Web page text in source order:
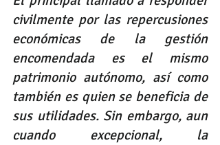
civilmente por las repercusiones
económicas de la gestión
encomendada es el mismo
patrimonio autónomo, así como
también es quien se beneficia de
sus utilidades. Sin embargo, aun
cuando excepcional, la